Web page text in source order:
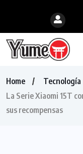
Home
Tecnología
La Serie Xiaomi 15T
sus recompensas